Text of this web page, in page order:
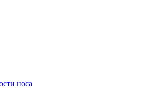
носа